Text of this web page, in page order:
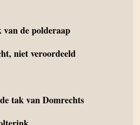
de polderaap
niet veroordeeld
tak van Domrechts